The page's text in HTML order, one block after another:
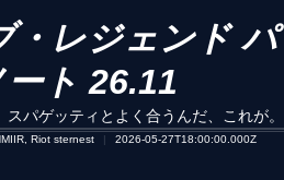
・レジェンド パ
ート 26.11
スパゲッティとよく合うんだ、これが。
Riot sternest 2026-05-27T18:00:00.000Z